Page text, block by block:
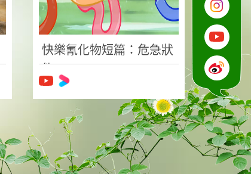
快樂氰化物短篇：危急狀
態